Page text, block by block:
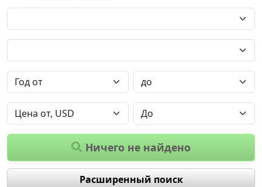
Ничего не найдено
Расширенный поиск